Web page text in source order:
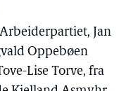
Jan
Oppebøen
Lise Torve, fra